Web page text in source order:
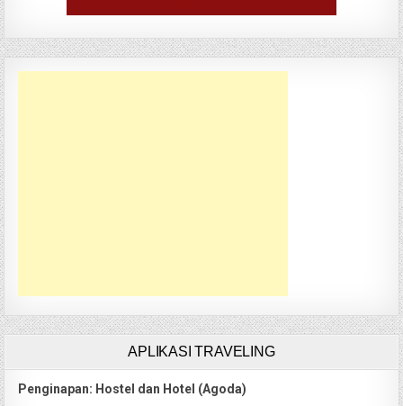
APLIKASI TRAVELING
Penginapan: Hostel dan Hotel (Agoda)